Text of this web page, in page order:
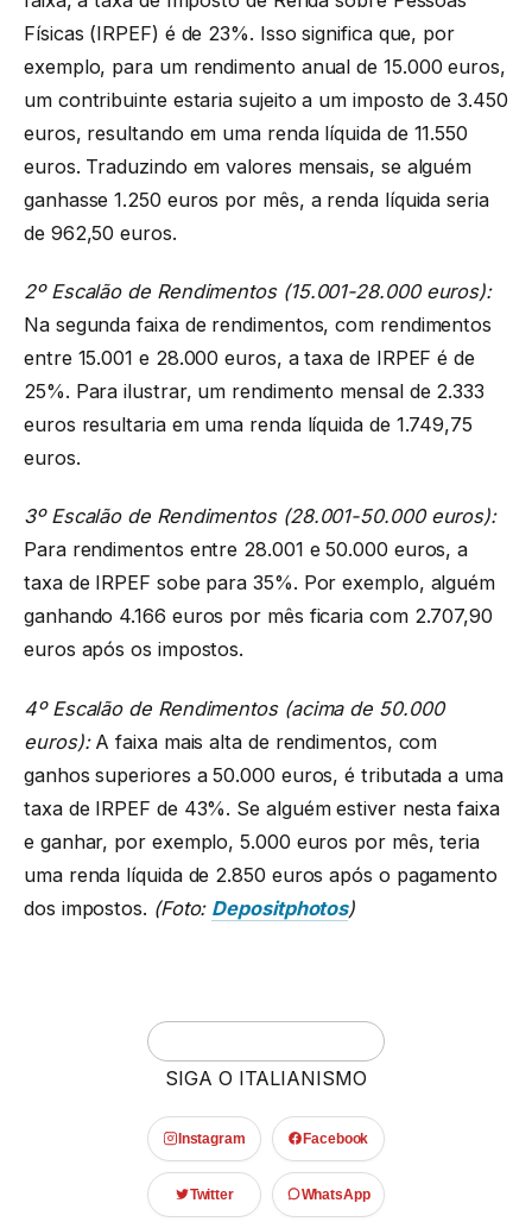
Físicas (IRPEF) é de 23%. Isso significa que, por
exemplo, para um rendimento anual de 15.000 euros,
um contribuinte estaria sujeito a um imposto de 3.450
euros, resultando em uma renda líquida de 11.550
euros. Traduzindo em valores mensais, se alguém
ganhasse 1.250 euros por mês, a renda líquida seria
de 962,50 euros.
2º Escalão de Rendimentos (15.001-28.000 euros):
Na segunda faixa de rendimentos, com rendimentos
entre 15.001 e 28.000 euros, a taxa de IRPEF é de
25%. Para ilustrar, um rendimento mensal de 2.333
euros resultaria em uma renda líquida de 1.749,75
euros.
3º Escalão de Rendimentos (28.001-50.000 euros):
Para rendimentos entre 28.001 e 50.000 euros, a
taxa de IRPEF sobe para 35%. Por exemplo, alguém
ganhando 4.166 euros por mês ficaria com 2.707,90
euros após os impostos.
4º Escalão de Rendimentos (acima de 50.000
euros):A faixa mais alta de rendimentos, com
ganhos superiores a 50.000 euros, é tributada a uma
taxa de IRPEF de 43%. Se alguém estiver nesta faixa
e ganhar, por exemplo, 5.000 euros por mês, teria
uma renda líquida de 2.850 euros após o pagamento
dos impostos. (Foto: Depositphotos)
SIGA O ITALIANISMO
Instagram Facebook
Twitter WhatsApp